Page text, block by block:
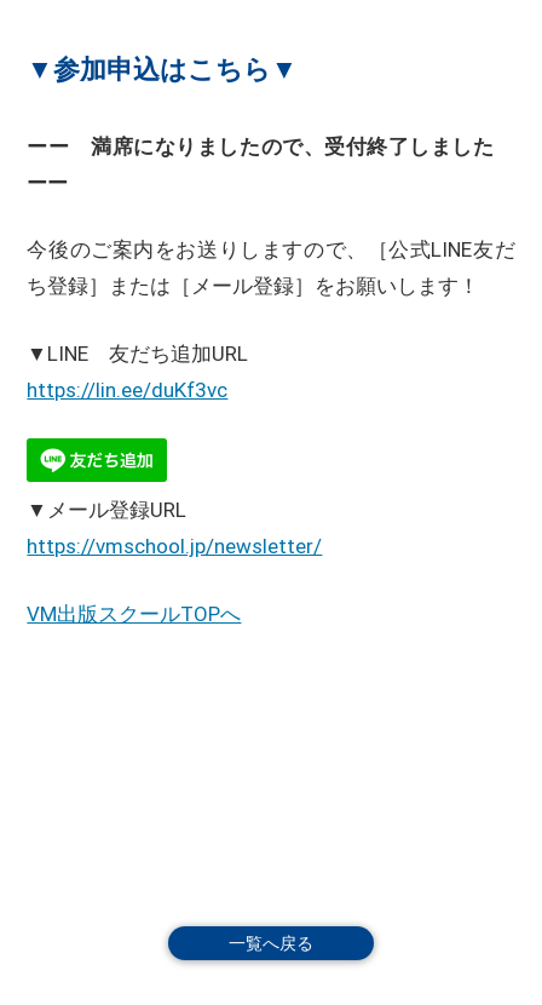
▼参加申込はこちら▼
ーー 満席になりましたので、受付終了しました
ーー
今後のご案内をお送りしますので、［公式LINE友だ
ち登録］または［メール登録］をお願いします！
▼LINE 友だち追加URL
https://lin.ee/duKf3vc
▼メール登録URL
https://vmschool.jp/newsletter/
VM出版スクールTOPへ
一覧へ戻る